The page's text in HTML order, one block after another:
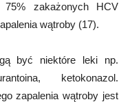
zakażonych HCV
wątroby (17).
być niektóre leki np.
ketokonazol.
zapalenia wątroby jest